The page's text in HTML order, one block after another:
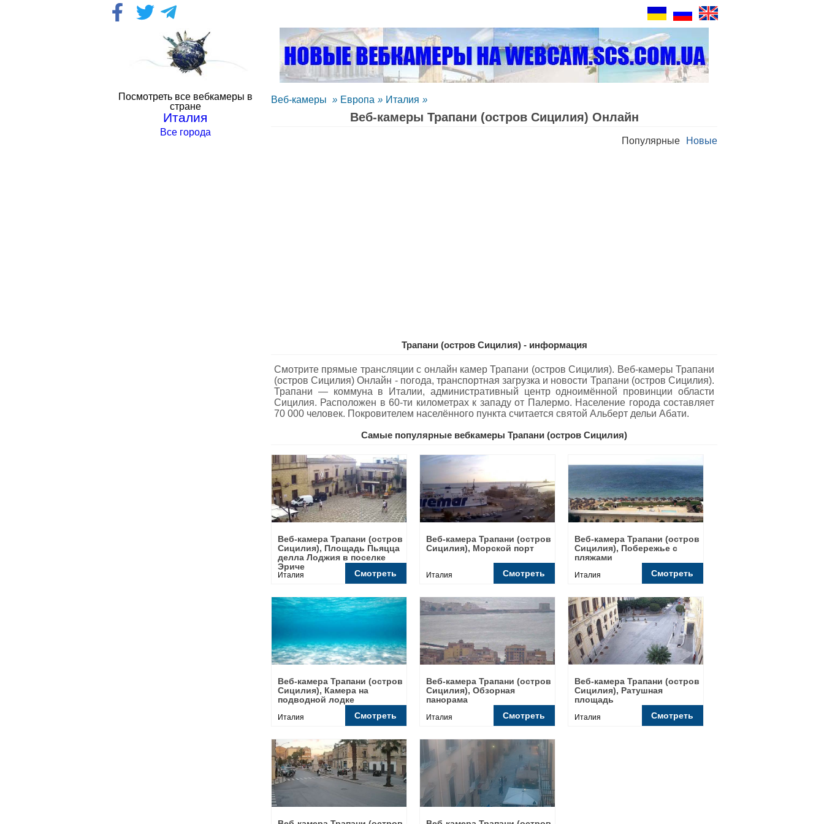
Посмотреть все вебкамеры в
стране
Италия
Все города
Веб-камеры » Европа » Италия »
Веб-камеры Трапани (остров Сицилия) Oнлайн
Новые
Популярные
Трапани (остров Сицилия) - информация
Смотрите прямые трансляции с онлайн камер Трапани (остров Сицилия). Веб-камеры Трапани
(остров Сицилия) Oнлайн - погода, транспортная загрузка и новости Трапани (остров Сицилия).
Трапани — коммуна в Италии, административный центр одноимённой провинции области
Сицилия. Расположен в 60-ти километрах к западу от Палермо. Население города составляет
70 000 человек. Покровителем населённого пункта считается святой Альберт дельи Абати.
Самые популярные вебкамеры Трапани (остров Сицилия)
Веб-камера Трапани (остров
Сицилия), Площадь Пьяцца
делла Лоджия в поселке
Эриче
Италия Смотреть
Веб-камера Трапани (остров
Сицилия), Морской порт
Италия Смотреть
Веб-камера Трапани (остров
Сицилия), Побережье с
пляжами
Италия Смотреть
Веб-камера Трапани (остров
Сицилия), Камера на
подводной лодке
Италия Смотреть
Веб-камера Трапани (остров
Сицилия), Обзорная
панорама
Италия Смотреть
Веб-камера Трапани (остров
Сицилия), Ратушная
площадь
Италия Смотреть